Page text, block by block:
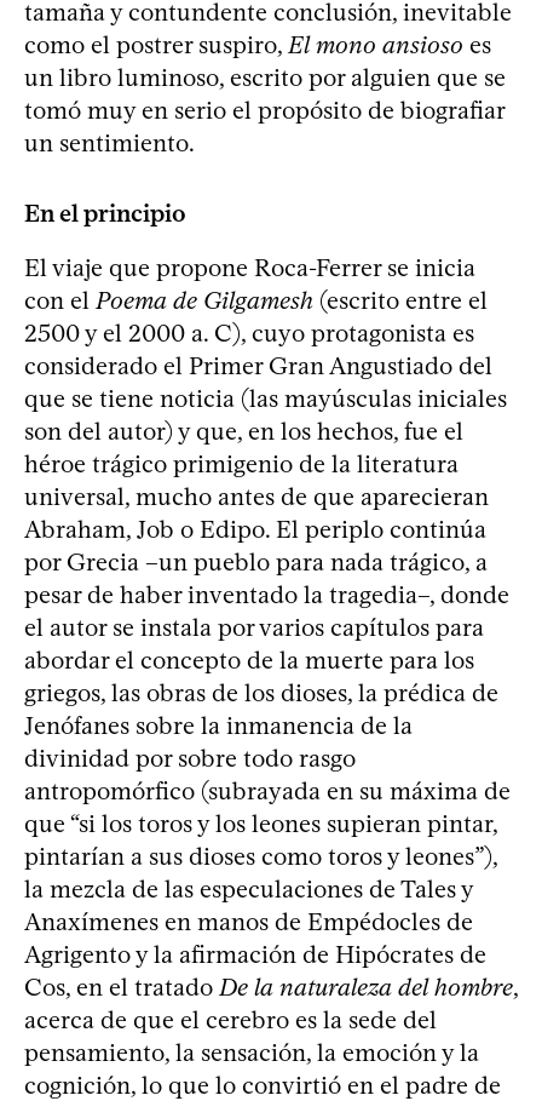
tamaña y contundente conclusión, inevitable
como el postrer suspiro, El mono ansioso es
un libro luminoso, escrito por alguien que se
tomó muy en serio el propósito de biografiar
un sentimiento.
En el principio
El viaje que propone Roca-Ferrer se inicia
con el Poema de Gilgamesh (escrito entre el
2500 y el 2000 a. C), cuyo protagonista es
considerado el Primer Gran Angustiado del
que se tiene noticia (las mayúsculas iniciales
son del autor) y que, en los hechos, fue el
héroe trágico primigenio de la literatura
universal, mucho antes de que aparecieran
Abraham, Job o Edipo. El periplo continúa
por Grecia –un pueblo para nada trágico, a
pesar de haber inventado la tragedia–, donde
el autor se instala por varios capítulos para
abordar el concepto de la muerte para los
griegos, las obras de los dioses, la prédica de
Jenófanes sobre la inmanencia de la
divinidad por sobre todo rasgo
antropomórfico (subrayada en su máxima de
que “si los toros y los leones supieran pintar,
pintarían a sus dioses como toros y leones”),
la mezcla de las especulaciones de Tales y
Anaxímenes en manos de Empédocles de
Agrigento y la afirmación de Hipócrates de
Cos, en el tratado De la naturaleza del hombre,
acerca de que el cerebro es la sede del
pensamiento, la sensación, la emoción y la
cognición, lo que lo convirtió en el padre de